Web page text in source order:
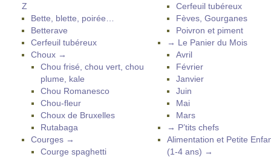
Z
Bette, blette, poirée…
Betterave
Cerfeuil tubéreux
Choux →
Chou frisé, chou vert, chou
plume, kale
Chou Romanesco
Chou-fleur
Choux de Bruxelles
Rutabaga
Courges →
Courge spaghetti
Cerfeuil tubéreux
Fèves, Gourganes
Poivron et piment
→ Le Panier du Mois
Avril
Février
Janvier
Juin
Mai
Mars
→ P’tits chefs
Alimentation et Petite
(1-4 ans) →